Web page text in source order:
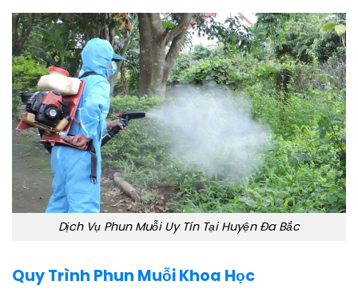
Dịch Vụ Phun Muỗi Uy Tín Tại Huyện Đa Bắc
Quy Trình Phun Muỗi Khoa Học